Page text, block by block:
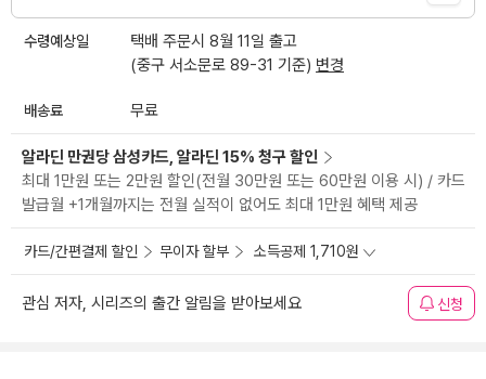
수령예상일
택배 주문시 8월 11일 출고
(중구 서소문로 89-31 기준) 변경
배송료 무료
알라딘 만권당 삼성카드, 알라딘 15% 청구 할인
최대 1만원 또는 2만원 할인(전월 30만원 또는 60만원 이용 시) / 카드
발급월 +1개월까지는 전월 실적이 없어도 최대 1만원 혜택 제공
카드/간편결제 할인 무이자 할부 소득공제 1,710원
관심 저자, 시리즈의 출간 알림을 받아보세요 신청